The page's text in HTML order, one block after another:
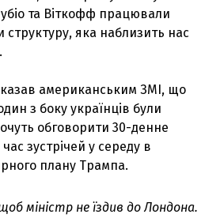
та Віткофф працювали
яка наблизить нас
американським ЗМІ, що
з боку українців були
обговорити 30-денне
зустрічей у середу в
плану Трампа.
міністр не їздив до Лондона.